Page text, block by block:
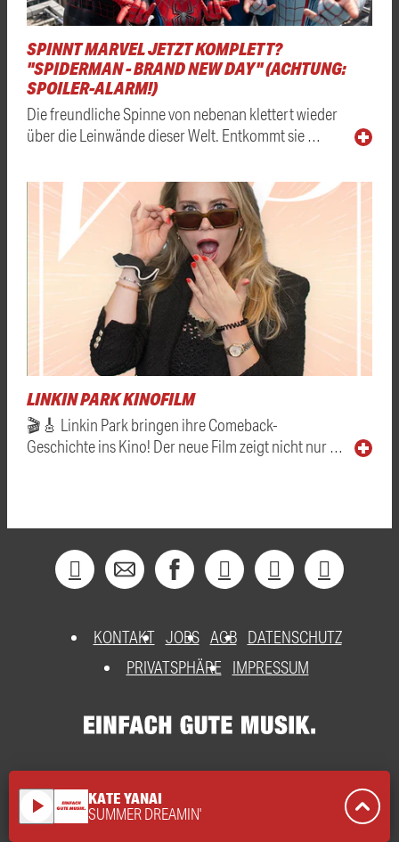
SPINNT MARVEL JETZT KOMPLETT?
"SPIDERMAN - BRAND NEW DAY" (ACHTUNG:
SPOILER-ALARM!)
Die freundliche Spinne von nebenan klettert wieder
über die Leinwände dieser Welt. Entkommt sie …
LINKIN PARK KINOFILM
🎬🎸 Linkin Park bringen ihre Comeback-
Geschichte ins Kino! Der neue Film zeigt nicht nur …
KONTAKT JOBS AGB DATENSCHUTZ
PRIVATSPHÄRE
IMPRESSUM
play_arrow KATE YANAI
SUMMER DREAMIN'